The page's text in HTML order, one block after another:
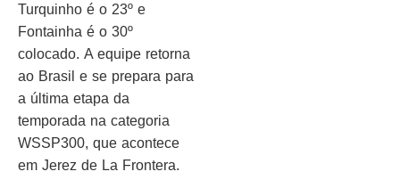
Turquinho é o 23º e
Fontainha é o 30º
colocado. A equipe retorna
ao Brasil e se prepara para
a última etapa da
temporada na categoria
WSSP300, que acontece
em Jerez de La Frontera.